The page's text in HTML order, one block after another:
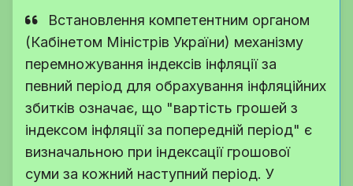
Встановлення компетентним органом
(Кабінетом Міністрів України) механізму
перемножування індексів інфляції за
певний період для обрахування інфляційних
збитків означає, що "вартість грошей з
індексом інфляції за попередній період" є
визначальною при індексації грошової
суми за кожний наступний період. У